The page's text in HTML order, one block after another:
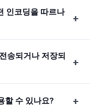
인코딩을 따르나
+
송되거나 저장되
+
할 수 있나요? +